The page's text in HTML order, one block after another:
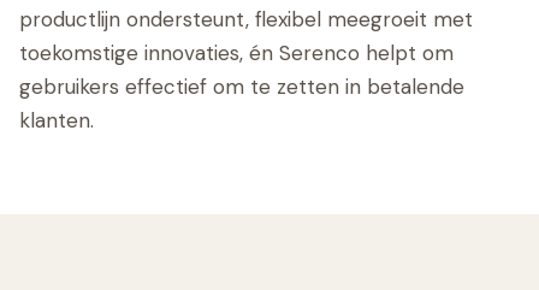
productlijn ondersteunt, flexibel meegroeit met
toekomstige innovaties, én Serenco helpt om
gebruikers effectief om te zetten in betalende
klanten.